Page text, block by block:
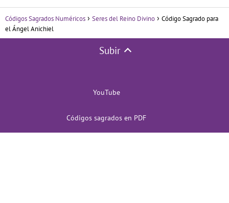
Códigos Sagrados Numéricos Seres del Reino Divino
Código Sagrado para
el Ángel Anichiel
Subir
YouTube
Códigos sagrados en PDF